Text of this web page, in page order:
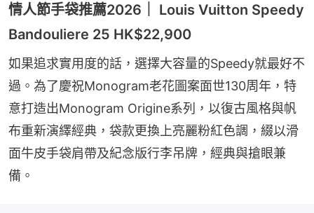
情人節手袋推薦2026｜ Louis Vuitton Speedy
Bandouliere 25 HK$22,900
如果追求實用度的話，選擇大容量的Speedy就最好不
過。為了慶祝Monogram老花圖案面世130周年，特
意打造出Monogram Origine系列，以復古風格與帆
布重新演繹經典，袋款更換上亮麗粉紅色調，綴以滑
面牛皮手袋肩帶及紀念版行李吊牌，經典與搶眼兼
備。